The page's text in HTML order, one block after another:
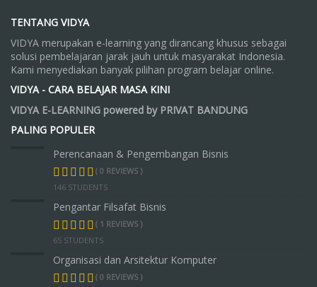
TENTANG VIDYA
VIDYA merupakan e-learning yang dirancang khusus sebagai
solusi pembelajaran jarak jauh untuk masyarakat Indonesia.
Kami menyediakan banyak pilihan program belajar online.
VIDYA - CARA BELAJAR MASA KINI
VIDYA E-LEARNING powered by PRIVAT BANDUNG
PALING POPULER
Perencanaan & Pengembangan Bisnis
( 0 REVIEWS )
146 STUDENTS
Pengantar Filsafat Bisnis
( 1 REVIEWS )
65 STUDENTS
Organisasi dan Arsitektur Komputer
( 0 REVIEWS )